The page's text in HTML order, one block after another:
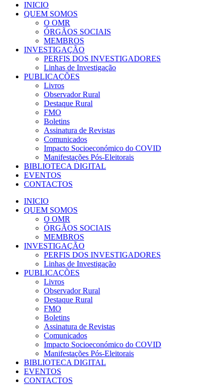
INICIO
QUEM SOMOS
O OMR
ÓRGÃOS SOCIAIS
MEMBROS
INVESTIGAÇÃO
PERFIS DOS INVESTIGADORES
Linhas de Investigação
PUBLICAÇÕES
Livros
Observador Rural
Destaque Rural
FMO
Boletins
Assinatura de Revistas
Comunicados
Impacto Socioeconómico do COVID
Manifestações Pós-Eleitorais
BIBLIOTECA DIGITAL
EVENTOS
CONTACTOS
INICIO
QUEM SOMOS
O OMR
ÓRGÃOS SOCIAIS
MEMBROS
INVESTIGAÇÃO
PERFIS DOS INVESTIGADORES
Linhas de Investigação
PUBLICAÇÕES
Livros
Observador Rural
Destaque Rural
FMO
Boletins
Assinatura de Revistas
Comunicados
Impacto Socioeconómico do COVID
Manifestações Pós-Eleitorais
BIBLIOTECA DIGITAL
EVENTOS
CONTACTOS